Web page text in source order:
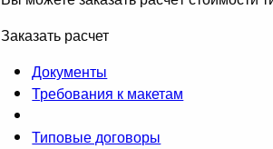
Заказать расчет
Документы
Требования к макетам
Типовые договоры